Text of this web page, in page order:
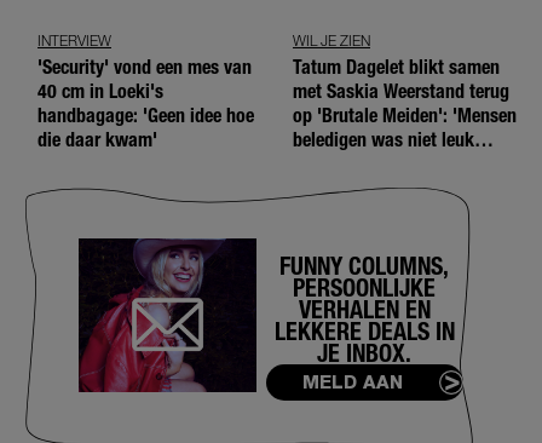
INTERVIEW
'Security' vond een mes van
40 cm in Loeki's
handbagage: 'Geen idee hoe
die daar kwam'
WIL JE ZIEN
Tatum Dagelet blikt samen
met Saskia Weerstand terug
op 'Brutale Meiden': 'Mensen
beledigen was niet leuk
FUNNY COLUMNS,
PERSOONLIJKE
VERHALEN EN
LEKKERE DEALS IN
JE INBOX.
MELD AAN